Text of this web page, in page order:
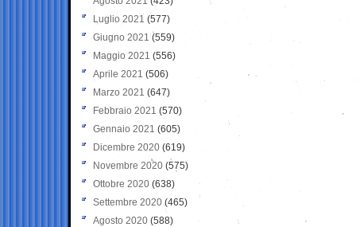
Luglio 2021 (577)
Giugno 2021(559)
Maggio 2021 (556)
Aprile 2021 (506)
Marzo 2021 (647)
Febbraio 2021 (570)
Gennaio 2021 (605)
Dicembre 2020 (619)
Novembre 2020 (575)
Ottobre 2020 (638)
Settembre 2020(465)
Agosto 2020 (588)